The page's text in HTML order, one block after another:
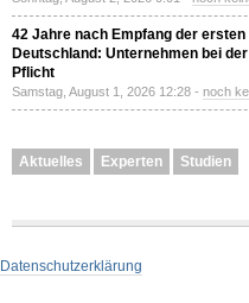
42 Jahre nach Empfang der ersten
Deutschland: Unternehmen bei
Pflicht
Samstag, August 1, 2026 12:28 - noch
Aktuelles Experten Studien
Datenschutzerklärung